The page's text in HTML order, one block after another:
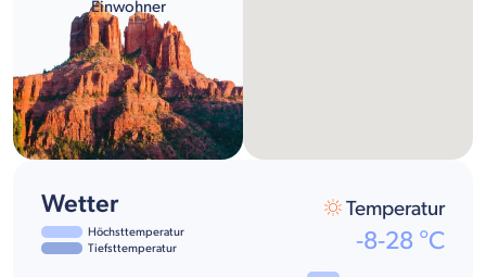
Einwohner
Wetter
Höchsttemperatur
Tiefsttemperatur
Temperatur
-8-28 °C